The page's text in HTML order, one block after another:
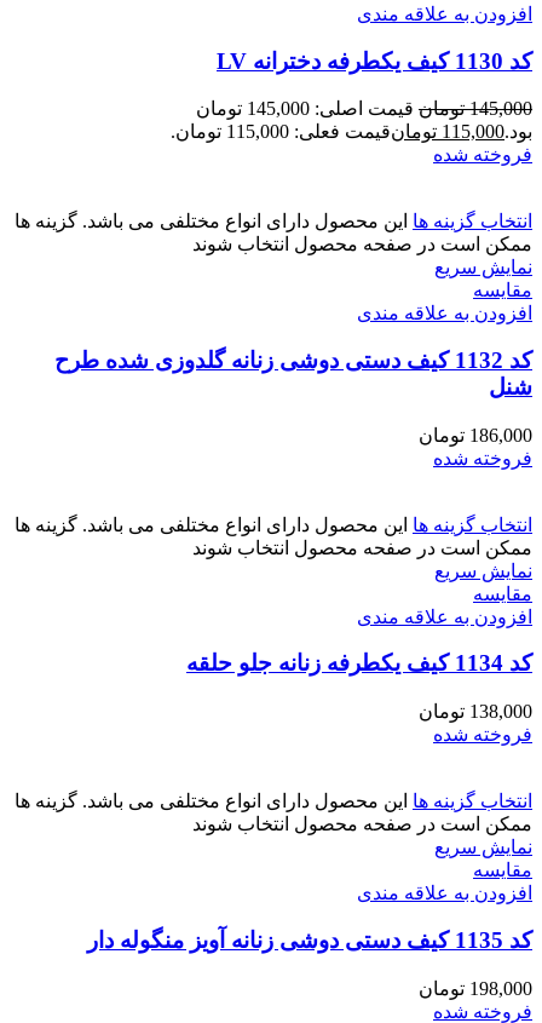
افزودن به علاقه مندی
کد 1130 کیف یکطرفه دخترانه LV
145,000 تومان
قیمت اصلی: 145,000 تومان
بود.115,000 تومانقیمت فعلی: 115,000 تومان.
فروخته شده
انتخاب گزینه ها این محصول دارای انواع مختلفی می باشد. گزینه ها
ممکن است در صفحه محصول انتخاب شوند
نمایش سریع
مقايسه
افزودن به علاقه مندی
کد 1132 کیف دستی دوشی زنانه گلدوزی شده طرح
شنل
186,000 تومان
فروخته شده
انتخاب گزینه ها این محصول دارای انواع مختلفی می باشد. گزینه ها
ممکن است در صفحه محصول انتخاب شوند
نمایش سریع
مقايسه
افزودن به علاقه مندی
کد 1134 کیف یکطرفه زنانه جلو حلقه
138,000 تومان
فروخته شده
انتخاب گزینه ها این محصول دارای انواع مختلفی می باشد. گزینه ها
ممکن است در صفحه محصول انتخاب شوند
نمایش سریع
مقايسه
افزودن به علاقه مندی
کد 1135 کیف دستی دوشی زنانه آویز منگوله دار
198,000 تومان
فروخته شده